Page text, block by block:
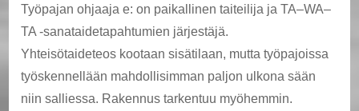
Työpajan ohjaaja e: on paikallinen taiteilija ja TA–WA–
TA -sanataidetapahtumien järjestäjä.
Yhteisötaideteos kootaan sisätilaan, mutta työpajoissa
työskennellään mahdollisimman paljon ulkona sään
niin salliessa. Rakennus tarkentuu myöhemmin.